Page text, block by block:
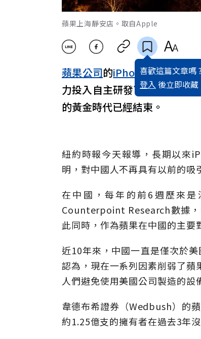
蘋果上海靜安店。取自Apple
喜歡這篇文章嗎
登入 後立即收藏
蘋果公司的iPhone手機多年
力投入自主研發下，最近
的黃金時代已經結束。
紐約時報今天報導，長期以來
明，對中國人不再具有以前的吸
在中國，每年的前6週歷來
Counterpoint Research數據
此同時，作為蘋果在中國的主要
近10年來，中國一直是僅次於
認為，現在一系列因素削弱了蘋
人們避免使用美國公司製造的設
韋德布希證券（Wedbush）的
約1.25億支的擁有者在過去3年